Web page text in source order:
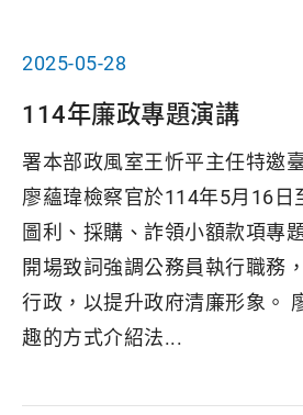
2025-05-28
114年廉政專題演講
署本部政風室王忻平主任特邀
廖蘊瑋檢察官於114年5月16日
圖利、採購、詐領小額款項專
開場致詞強調公務員執行職務
行政，以提升政府清廉形象。
趣的方式介紹法...